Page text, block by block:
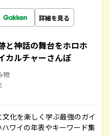
詳細を見る
神話の舞台をホロホ
ルチャーさんぽ
物
化を楽しく学ぶ最強のガイ
ワイの年表やキーワード集